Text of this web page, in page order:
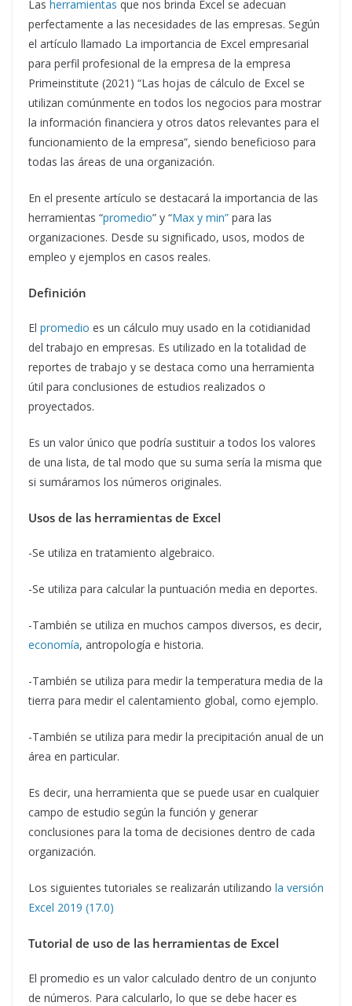
Las herramientas que nos brinda Excel se adecuan
perfectamente a las necesidades de las empresas. Según
el artículo llamado La importancia de Excel empresarial
para perfil profesional de la empresa de la empresa
Primeinstitute (2021) “Las hojas de cálculo de Excel se
utilizan comúnmente en todos los negocios para mostrar
la información financiera y otros datos relevantes para el
funcionamiento de la empresa”, siendo beneficioso para
todas las áreas de una organización.
En el presente artículo se destacará la importancia de las
herramientas “promedio” y “Max y min” para las
organizaciones. Desde su significado, usos, modos de
empleo y ejemplos en casos reales.
Definición
El promedio es un cálculo muy usado en la cotidianidad
del trabajo en empresas. Es utilizado en la totalidad de
reportes de trabajo y se destaca como una herramienta
útil para conclusiones de estudios realizados o
proyectados.
Es un valor único que podría sustituir a todos los valores
de una lista, de tal modo que su suma sería la misma que
si sumáramos los números originales.
Usos de las herramientas de Excel
-Se utiliza en tratamiento algebraico.
-Se utiliza para calcular la puntuación media en deportes.
-También se utiliza en muchos campos diversos, es decir,
economía, antropología e historia.
-También se utiliza para medir la temperatura media de la
tierra para medir el calentamiento global, como ejemplo.
-También se utiliza para medir la precipitación anual de un
área en particular.
Es decir, una herramienta que se puede usar en cualquier
campo de estudio según la función y generar
conclusiones para la toma de decisiones dentro de cada
organización.
Los siguientes tutoriales se realizarán utilizando la versión
Excel 2019 (17.0)
Tutorial de uso de las herramientas de Excel
El promedio es un valor calculado dentro de un conjunto
de números. Para calcularlo, lo que se debe hacer es